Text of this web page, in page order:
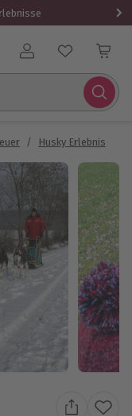
Benutzerkonto
/ Husky Erlebnis